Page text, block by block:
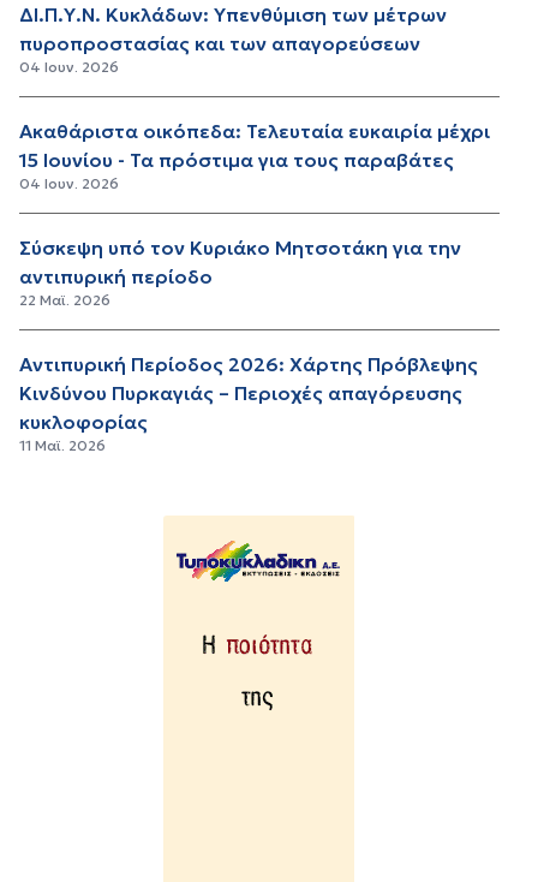
ΔΙ.Π.Υ.Ν. Κυκλάδων: Υπενθύμιση των μέτρων
πυροπροστασίας και των απαγορεύσεων
04 Ιουν. 2026
Ακαθάριστα οικόπεδα: Τελευταία ευκαιρία μέχρι
15 Ιουνίου - Τα πρόστιμα για τους παραβάτες
04 Ιουν. 2026
Σύσκεψη υπό τον Κυριάκο Μητσοτάκη για την
αντιπυρική περίοδο
22 Μαϊ. 2026
Αντιπυρική Περίοδος 2026: Χάρτης Πρόβλεψης
Κινδύνου Πυρκαγιάς – Περιοχές απαγόρευσης
κυκλοφορίας
11 Μαϊ. 2026